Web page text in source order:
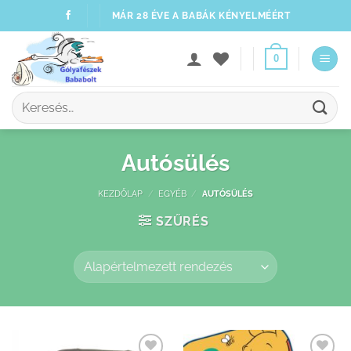
to
content
MÁR 28 ÉVE A BABÁK KÉNYELMÉÉRT
0
Keresés
a
Autósülés
KEZDŐLAP / EGYÉB / AUTÓSÜLÉS
SZŰRÉS